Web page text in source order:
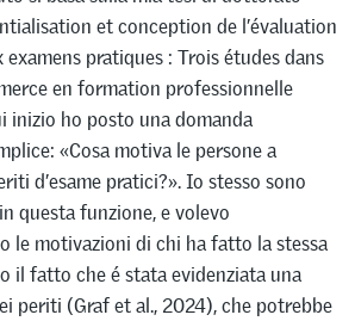
et conception de l’évaluation
pratiques : Trois études dans
en formation professionnelle
inizio ho posto una domanda
«Cosa motiva le persone a
d’esame pratici?». Io stesso sono
questa funzione, e volevo
le motivazioni di chi ha fatto la stessa
il fatto che é stata evidenziata una
periti (Graf et al., 2024), che potrebbe